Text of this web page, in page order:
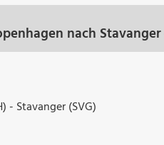
nach
- Stavanger (SVG)